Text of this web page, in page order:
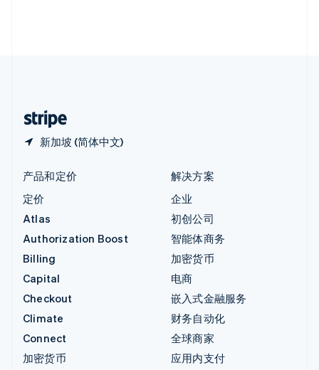
新加坡 (简体中文)
产品和定价
定价
Atlas
Authorization Boost
Billing
Capital
Checkout
Climate
Connect
加密货币
解决方案
企业
初创公司
智能体商务
加密货币
电商
嵌入式金融服务
财务自动化
全球商家
应用内支付